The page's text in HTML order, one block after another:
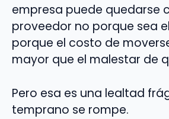
empresa puede quedarse
proveedor no porque sea
porque el costo de
mayor que el malestar de
Pero esa es una lealtad
temprano se rompe.